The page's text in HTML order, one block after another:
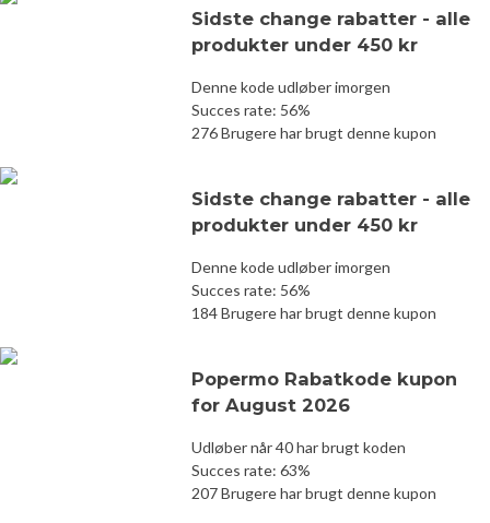
Sidste change rabatter - alle
produkter under 450 kr
Denne kode udløber imorgen
Succes rate: 56%
276 Brugere har brugt denne kupon
Sidste change rabatter - alle
produkter under 450 kr
Denne kode udløber imorgen
Succes rate: 56%
184 Brugere har brugt denne kupon
Popermo Rabatkode kupon
for August 2026
Udløber når 40 har brugt koden
Succes rate: 63%
207 Brugere har brugt denne kupon